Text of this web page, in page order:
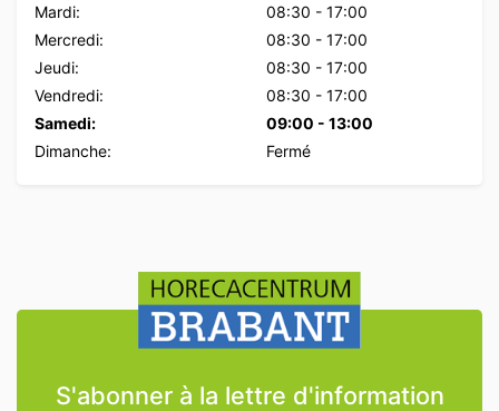
Mardi:
08:30 - 17:00
Mercredi:
08:30 - 17:00
Jeudi:
08:30 - 17:00
Vendredi:
08:30 - 17:00
Samedi:
09:00 - 13:00
Dimanche:
Fermé
S'abonner à la lettre d'information